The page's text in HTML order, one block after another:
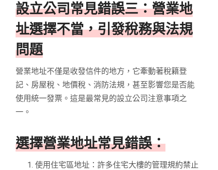
設立公司常見錯誤三：營業地
址選擇不當，引發稅務與法規
問題
營業地址不僅是收發信件的地方，它牽動著稅籍登
記、房屋稅、地價稅、消防法規，甚至影響您是否能
使用統一發票。這是最常見的設立公司注意事項之
一。
選擇營業地址常見錯誤：
使用住宅區地址：許多住宅大樓的管理規約禁止